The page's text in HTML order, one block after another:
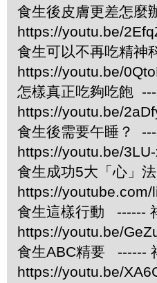
食生後皮膚更差怎麼
https://youtu.be/
食生可以不再吃精神
https://youtu.be/
怎樣真正吃夠吃飽
https://youtu.be/
食生後需要午睡？
https://youtu.be/
食生成功5大「心」
https://
食生這樣行動 ------
https://youtu.be/
食生ABC精要 ------
https://youtu.be/